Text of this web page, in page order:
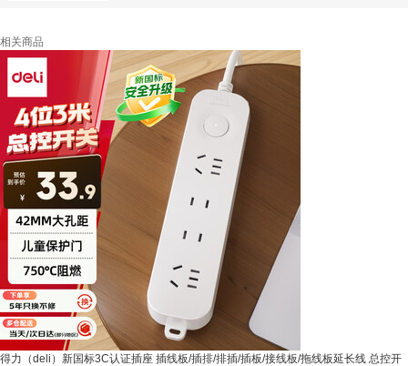
相关商品
得力（deli）新国标3C认证插座 插线板/插排/排插/插板/接线板/拖线板延长线 总控开